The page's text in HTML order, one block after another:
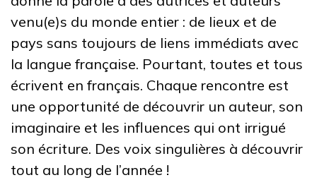
venu(e)s du monde entier : de lieux et de
pays sans toujours de liens immédiats avec
la langue française. Pourtant, toutes et tous
écrivent en français. Chaque rencontre est
une opportunité de découvrir un auteur, son
imaginaire et les influences qui ont irrigué
son écriture. Des voix singulières à découvrir
tout au long de l’année !